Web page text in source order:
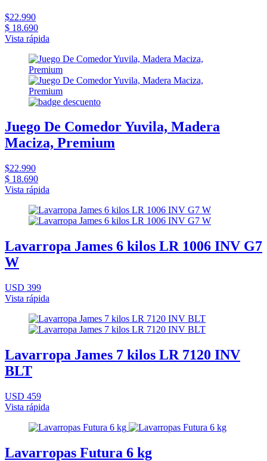
$22.990
$ 18.690
Vista rápida
Juego De Comedor Yuvila, Madera
Maciza, Premium
$22.990
$ 18.690
Vista rápida
Lavarropa James 6 kilos LR 1006 INV G7
W
USD 399
Vista rápida
Lavarropa James 7 kilos LR 7120 INV
BLT
USD 459
Vista rápida
Lavarropas Futura 6 kg